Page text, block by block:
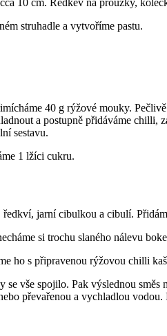
struhadle a vytvoříme pastu.
40 g rýžové mouky.
a postupně přidáváme chilli,
sestavu.
1 lžíci cukru.
jarní cibulkou a cibulí.
si trochu slaného nálevu
ho s připravenou rýžovou chilli
se vše spojilo. Pak výslednou
převařenou a vychladlou